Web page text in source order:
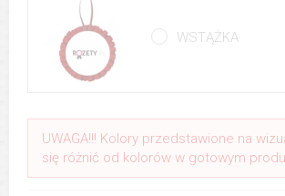
WSTĄŻKA
UWAGA!!! Kolory przedstawione na
się różnić od kolorów w gotowym